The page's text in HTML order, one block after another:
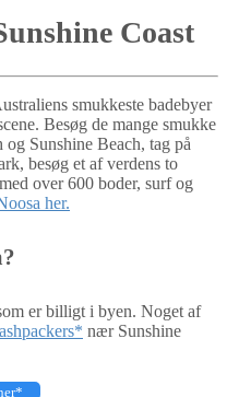
Coast
smukkeste badebyer
Besøg de mange smukke
Sunshine Beach, tag på
besøg et af verdens to
over 600 boder, surf og
her.
er billigt i byen. Noget af
nær Sunshine